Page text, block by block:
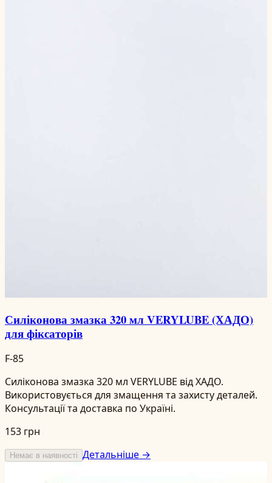
Силіконова змазка 320 мл VERYLUBE (ХАДО)
для фіксаторів
F-85
Силіконова змазка 320 мл VERYLUBE від ХАДО.
Використовується для змащення та захисту деталей.
Консультації та доставка по Україні.
153 грн
Немає в наявності Детальніше →